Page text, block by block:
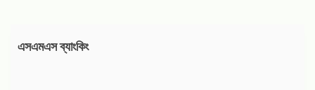
এসএমএস ব্যাংকিং